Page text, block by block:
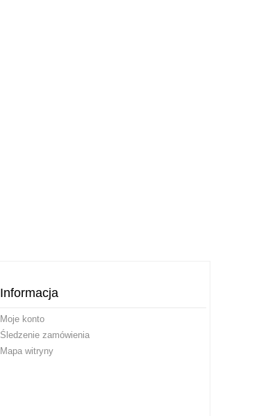
Informacja
Moje konto
Śledzenie zamówienia
Mapa witryny